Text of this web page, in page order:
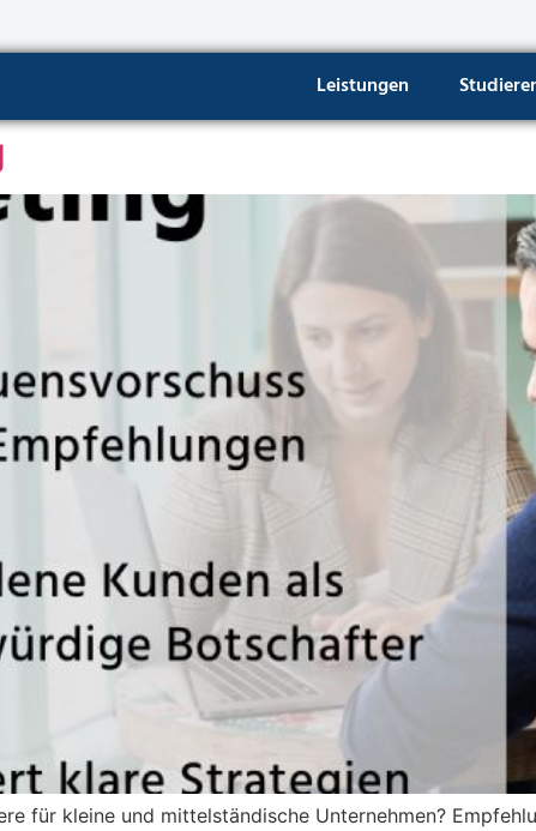
Leistungen
für kleine und mittelständische Unternehmen?